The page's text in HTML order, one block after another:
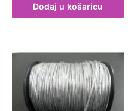
Dodaj u košaricu